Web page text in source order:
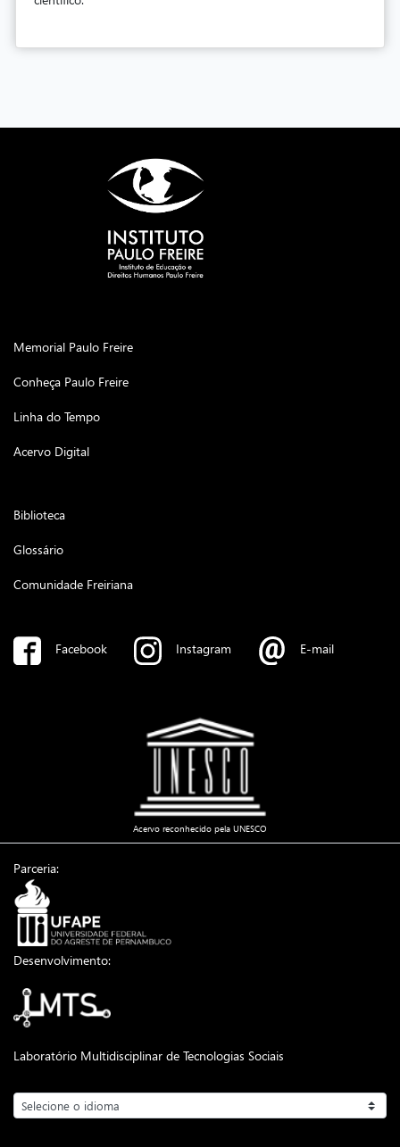
Memorial Paulo Freire
Conheça Paulo Freire
Linha do Tempo
Acervo Digital
Biblioteca
Glossário
Comunidade Freiriana
Facebook Instagram E-mail
Acervo reconhecido pela UNESCO
Parceria:
Desenvolvimento:
Laboratório Multidisciplinar de Tecnologias Sociais